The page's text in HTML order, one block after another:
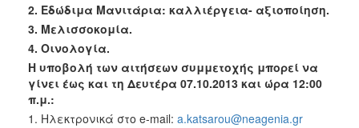
ΤΟΠΟΣ
ΠΟΛΙΤΙΣΜΟΣ
2. Εδώδιμα Μανιτάρια: καλλιέργεια- αξιοποίηση.
3. Μελισσοκομία.
4. Οινολογία.
Η υποβολή των αιτήσεων συμμετοχής μπορεί να
γίνει έως και τη Δευτέρα 07.10.2013 και ώρα 12:00
π.μ.:
1. Ηλεκτρονικά στο e-mail: a.katsarou@neagenia.gr